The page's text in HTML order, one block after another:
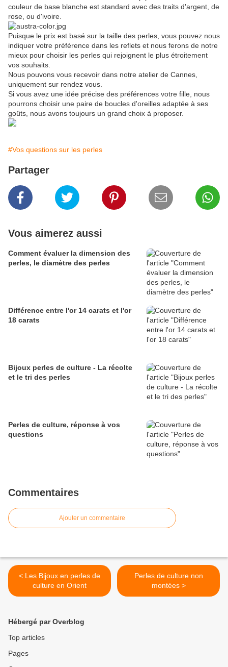
couleur de base blanche est standard avec des traits d'argent, de
rose, ou d'ivoire.
Puisque le prix est basé sur la taille des perles, vous pouvez nous
indiquer votre préférence dans les reflets et nous ferons de notre
mieux pour choisir les perles qui rejoignent le plus étroitement
vos souhaits.
Nous pouvons vous recevoir dans notre atelier de Cannes,
uniquement sur rendez vous.
Si vous avez une idée précise des préférences votre fille, nous
pourrons choisir une paire de boucles d'oreilles adaptée à ses
goûts, nous avons toujours un grand choix à proposer.
#Vos questions sur les perles
Partager
Vous aimerez aussi
Comment évaluer la dimension des
perles, le diamètre des perles
Différence entre l'or 14 carats et l'or
18 carats
Bijoux perles de culture - La récolte
et le tri des perles
Perles de culture, réponse à vos
questions
Commentaires
Ajouter un commentaire
< Les Bijoux en perles de
culture en Orient
Perles de culture non
montées >
Hébergé par Overblog
Top articles
Pages